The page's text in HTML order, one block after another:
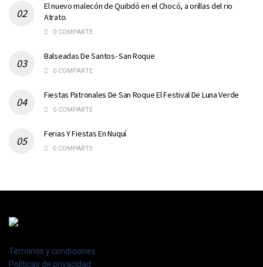
El nuevo malecón de Quibdó en el Chocó, a orillas del rio
Atrato.
0 COMPARTE
Balseadas De Santos- San Roque
0 COMPARTE
Fiestas Patronales De San Roque El Festival De Luna Verde
0 COMPARTE
Ferias Y Fiestas En Nuquí
0 COMPARTE
Términos y condiciones
Políticas de privacidad